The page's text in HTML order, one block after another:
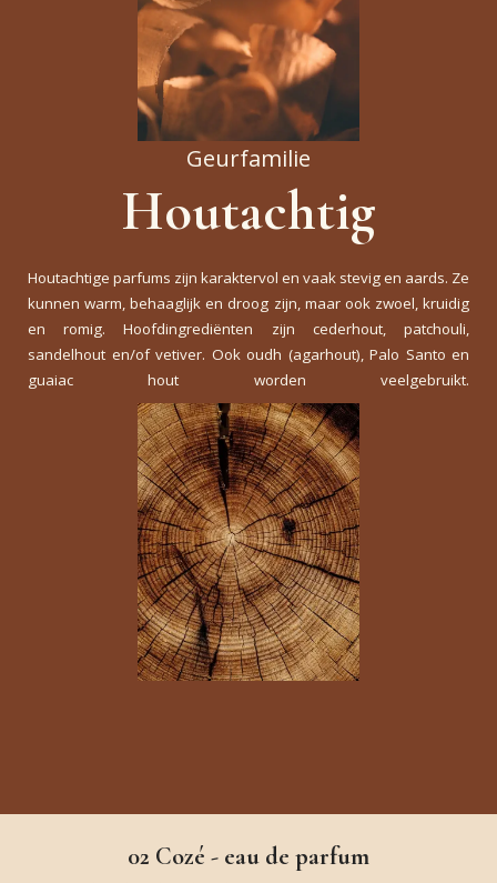
Geurfamilie
Houtachtig
Houtachtige parfums zijn karaktervol en vaak stevig en aards. Ze
kunnen warm, behaaglijk en droog zijn, maar ook zwoel, kruidig
en romig. Hoofdingrediënten zijn cederhout, patchouli,
sandelhout en/of vetiver. Ook oudh (agarhout), Palo Santo en
guaiac hout worden veelgebruikt.
02 Cozé - eau de parfum